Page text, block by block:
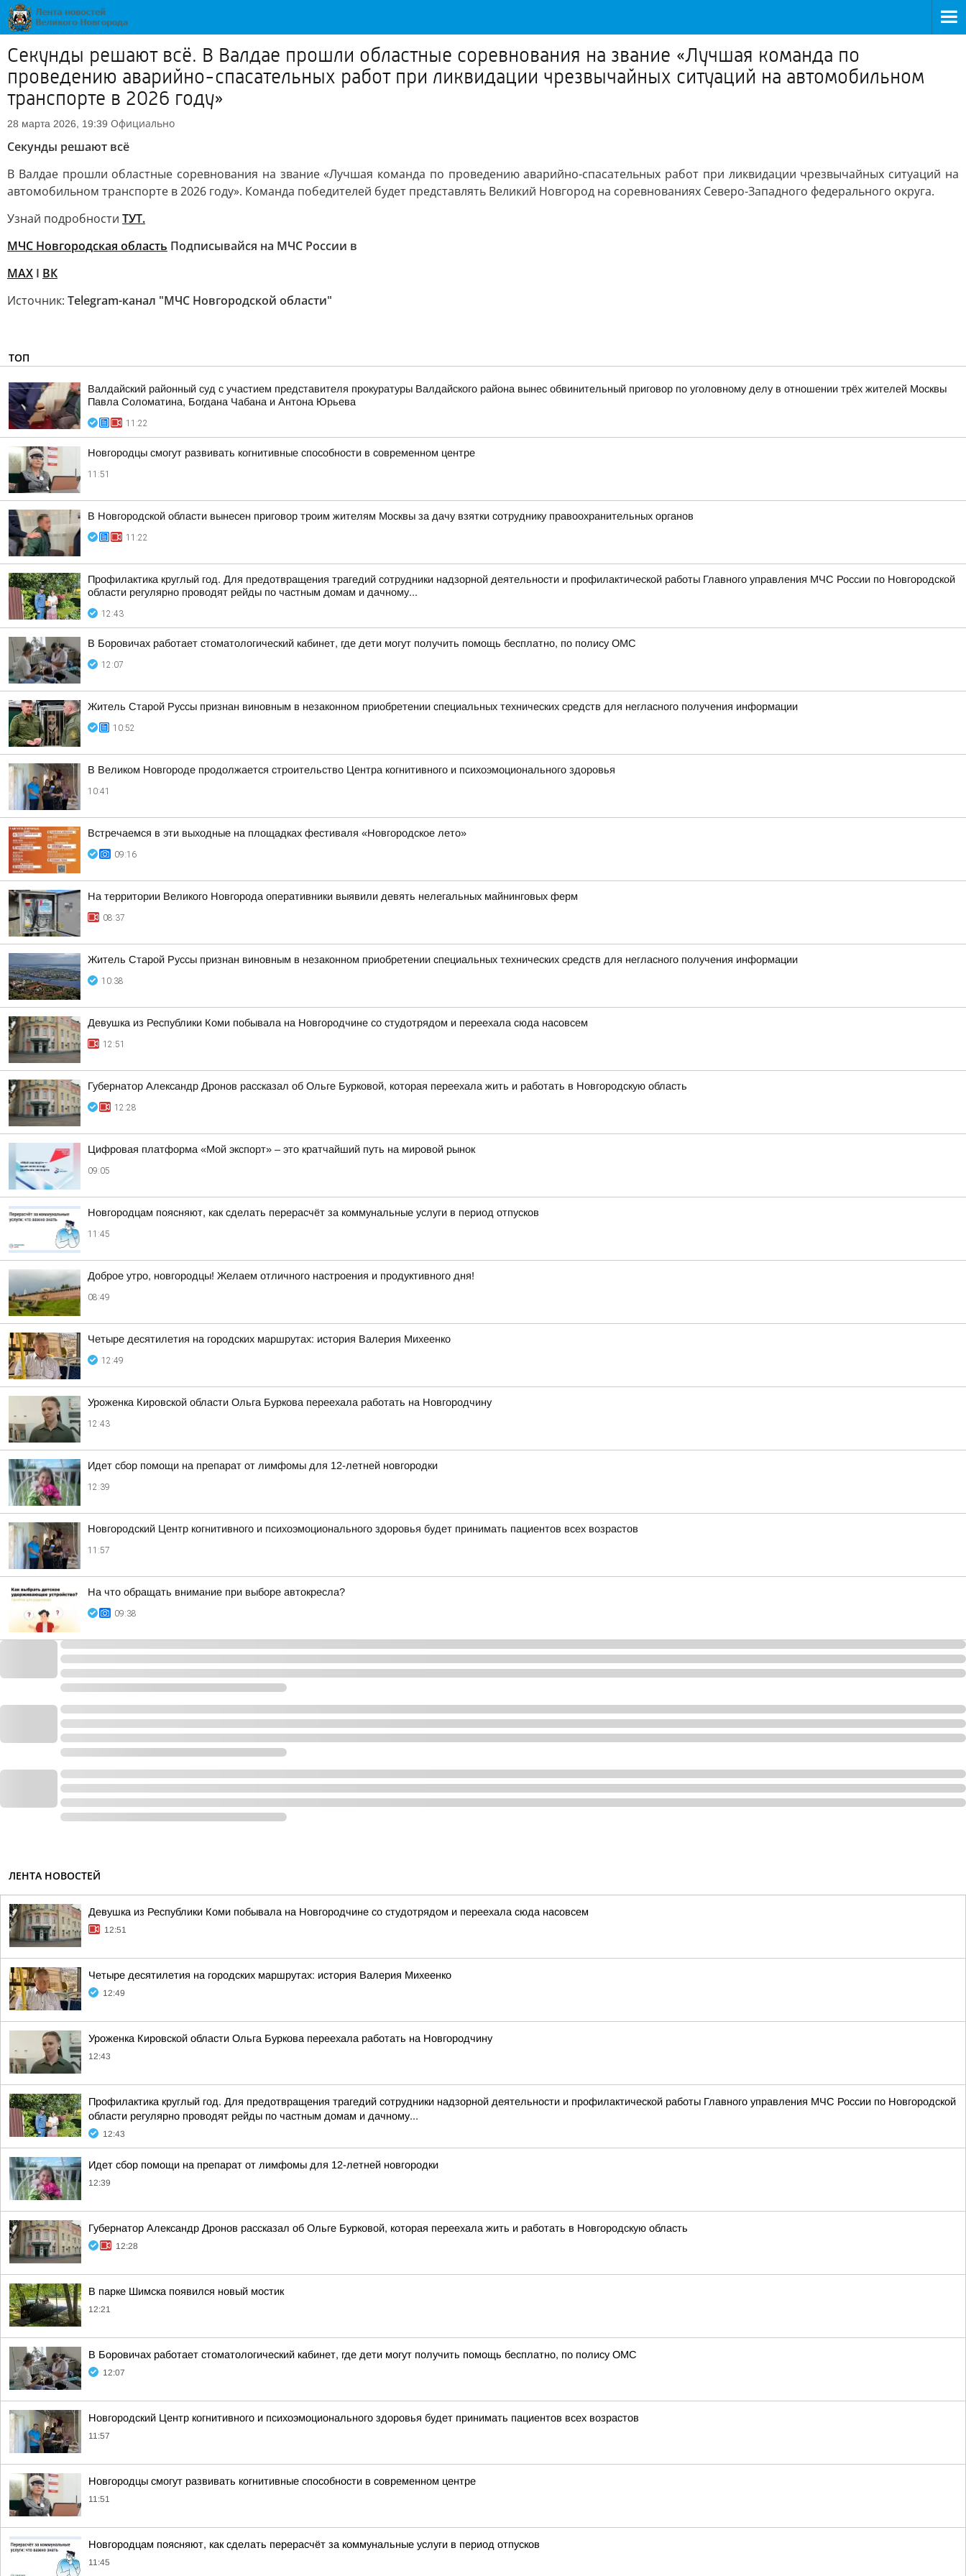
Секунды решают всё. В Валдае прошли областные соревнования на звание «Лучшая команда по
проведению аварийно-спасательных работ при ликвидации чрезвычайных ситуаций на автомобильном
транспорте в 2026 году»
28 марта 2026, 19:39 Официально
Секунды решают всё
В Валдае прошли областные соревнования на звание «Лучшая команда по проведению аварийно-спасательных работ при ликвидации чрезвычайных ситуаций на
автомобильном транспорте в 2026 году». Команда победителей будет представлять Великий Новгород на соревнованиях Северо-Западного федерального округа.
Узнай подробности ТУТ.
МЧС Новгородская область Подписывайся на МЧС России в
MAX I ВК
Источник: Telegram-канал "МЧС Новгородской области"
ТОП
Валдайский районный суд с участием представителя прокуратуры Валдайского района вынес обвинительный приговор по уголовному делу в отношении трёх жителей Москвы
Павла Соломатина, Богдана Чабана и Антона Юрьева
11:22
Новгородцы смогут развивать когнитивные способности в современном центре
11:51
В Новгородской области вынесен приговор троим жителям Москвы за дачу взятки сотруднику правоохранительных органов
11:22
Профилактика круглый год. Для предотвращения трагедий сотрудники надзорной деятельности и профилактической работы Главного управления МЧС России по Новгородской
области регулярно проводят рейды по частным домам и дачному...
12:43
В Боровичах работает стоматологический кабинет, где дети могут получить помощь бесплатно, по полису ОМС
12:07
Житель Старой Руссы признан виновным в незаконном приобретении специальных технических средств для негласного получения информации
10:52
В Великом Новгороде продолжается строительство Центра когнитивного и психоэмоционального здоровья
10:41
Встречаемся в эти выходные на площадках фестиваля «Новгородское лето»
09:16
На территории Великого Новгорода оперативники выявили девять нелегальных майнинговых ферм
08:37
Житель Старой Руссы признан виновным в незаконном приобретении специальных технических средств для негласного получения информации
10:38
Девушка из Республики Коми побывала на Новгородчине со студотрядом и переехала сюда насовсем
12:51
Губернатор Александр Дронов рассказал об Ольге Бурковой, которая переехала жить и работать в Новгородскую область
12:28
Цифровая платформа «Мой экспорт» – это кратчайший путь на мировой рынок
09:05
Новгородцам поясняют, как сделать перерасчёт за коммунальные услуги в период отпусков
11:45
Доброе утро, новгородцы! Желаем отличного настроения и продуктивного дня!
08:49
Четыре десятилетия на городских маршрутах: история Валерия Михеенко
12:49
Уроженка Кировской области Ольга Буркова переехала работать на Новгородчину
12:43
Идет сбор помощи на препарат от лимфомы для 12-летней новгородки
12:39
Новгородский Центр когнитивного и психоэмоционального здоровья будет принимать пациентов всех возрастов
11:57
На что обращать внимание при выборе автокресла?
09:38
ЛЕНТА НОВОСТЕЙ
Девушка из Республики Коми побывала на Новгородчине со студотрядом и переехала сюда насовсем
12:51
Четыре десятилетия на городских маршрутах: история Валерия Михеенко
12:49
Уроженка Кировской области Ольга Буркова переехала работать на Новгородчину
12:43
Профилактика круглый год. Для предотвращения трагедий сотрудники надзорной деятельности и профилактической работы Главного управления МЧС России по Новгородской
области регулярно проводят рейды по частным домам и дачному...
12:43
Идет сбор помощи на препарат от лимфомы для 12-летней новгородки
12:39
Губернатор Александр Дронов рассказал об Ольге Бурковой, которая переехала жить и работать в Новгородскую область
12:28
В парке Шимска появился новый мостик
12:21
В Боровичах работает стоматологический кабинет, где дети могут получить помощь бесплатно, по полису ОМС
12:07
Новгородский Центр когнитивного и психоэмоционального здоровья будет принимать пациентов всех возрастов
11:57
Новгородцы смогут развивать когнитивные способности в современном центре
11:51
Новгородцам поясняют, как сделать перерасчёт за коммунальные услуги в период отпусков
11:45